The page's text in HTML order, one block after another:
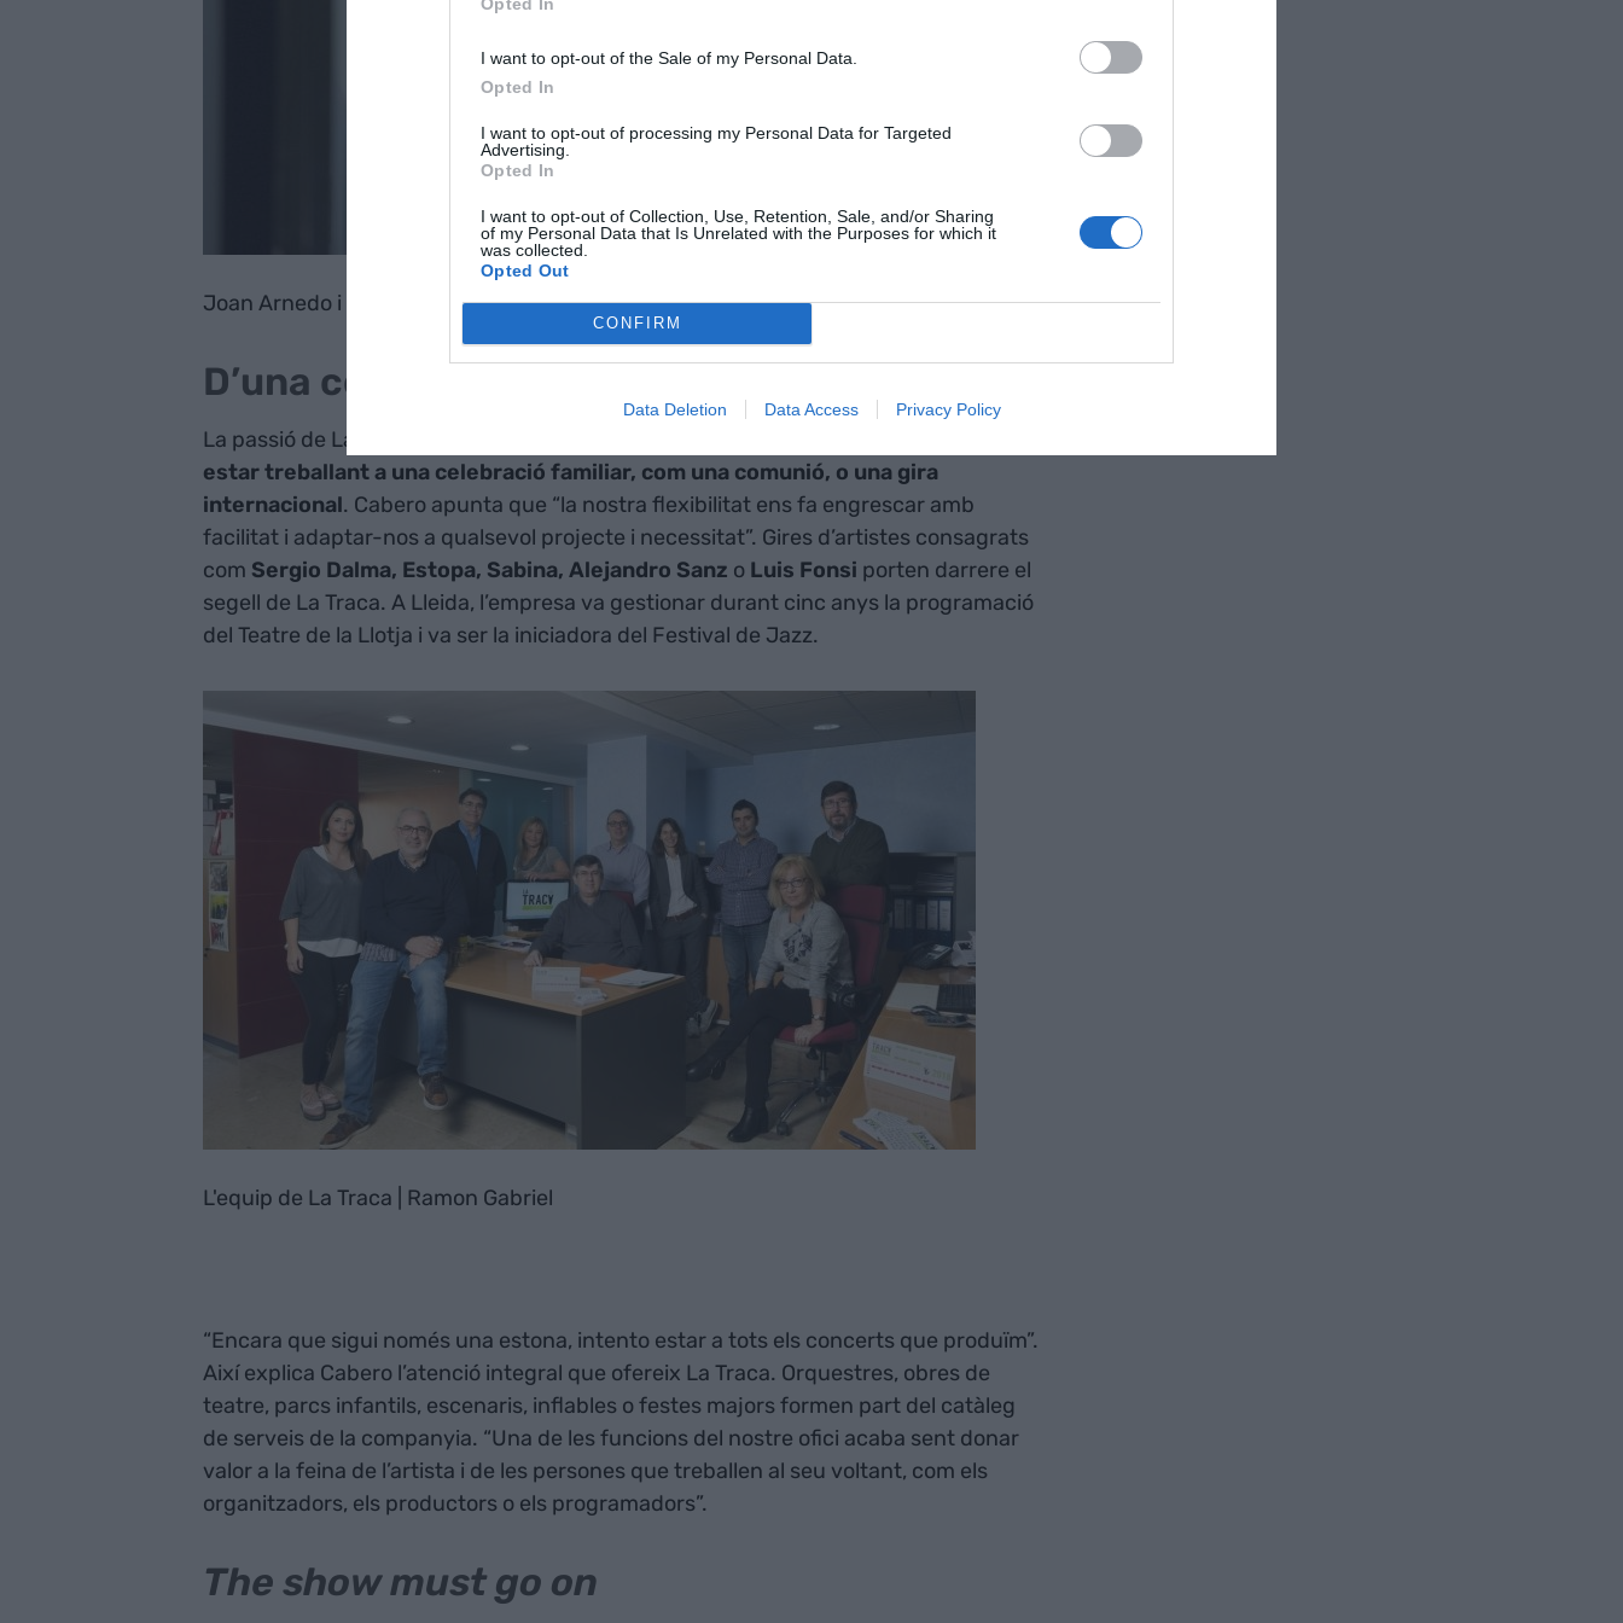
I want to opt-out of the Sale of my Personal Data.
Opted In
I want to opt-out of processing my Personal Data for Targeted
Advertising.
Opted In
I want to opt-out of Collection, Use, Retention, Sale, and/or Sharing
of my Personal Data that Is Unrelated with the Purposes for which it
was collected.
Opted Out
CONFIRM
Data Deletion Data Access Privacy Policy
Joan Arnedo i Toni Cabero, de La Traca. | Ramon Gabriel
D’una comunió a una gira internacional
La passió de La Traca per l’organització de l’oci es tradueix en el fet que
estar treballant a una celebració familiar, com una comunió, o una gira
internacional. Cabero apunta que “la nostra flexibilitat ens fa engrescar amb
facilitat i adaptar-nos a qualsevol projecte i necessitat”. Gires d’artistes consagrats
com Sergio Dalma, Estopa, Sabina, Alejandro Sanz o Luis Fonsi porten darrere el
segell de La Traca. A Lleida, l’empresa va gestionar durant cinc anys la programació
del Teatre de la Llotja i va ser la iniciadora del Festival de Jazz.
L'equip de La Traca | Ramon Gabriel
“Encara que sigui només una estona, intento estar a tots els concerts que produïm”.
Així explica Cabero l’atenció integral que ofereix La Traca. Orquestres, obres de
teatre, parcs infantils, escenaris, inflables o festes majors formen part del catàleg
de serveis de la companyia. “Una de les funcions del nostre ofici acaba sent donar
valor a la feina de l’artista i de les persones que treballen al seu voltant, com els
organitzadors, els productors o els programadors”.
The show must go on